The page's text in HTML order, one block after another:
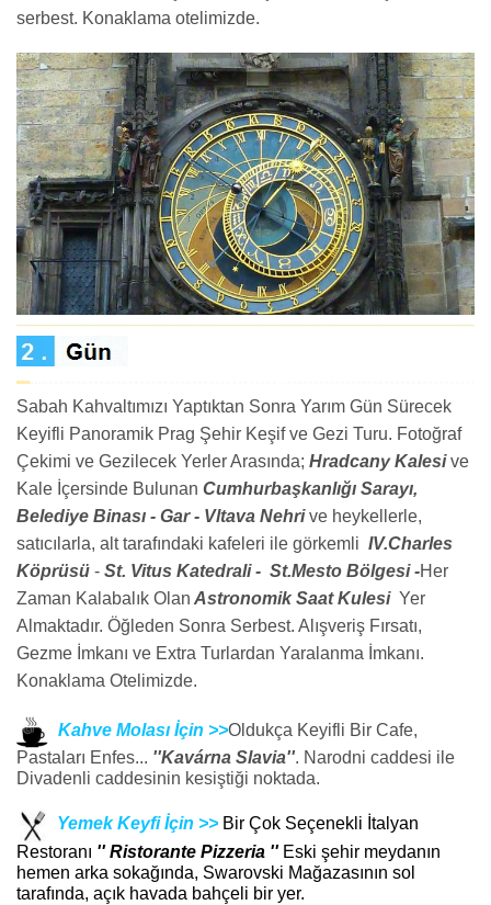
serbest. Konaklama otelimizde.
Sabah Kahvaltımızı Yaptıktan Sonra Yarım Gün Sürecek
Keyifli Panoramik Prag Şehir Keşif ve Gezi Turu. Fotoğraf
Çekimi ve Gezilecek Yerler Arasında; Hradcany Kalesive
Kale İçersinde Bulunan Cumhurbaşkanlığı Sarayı,
Belediye Binası - Gar - Vltava Nehrive heykellerle,
satıcılarla, alt tarafındaki kafeleri ile görkemli IV.Charles
Köprüsü - St. Vitus Katedrali - St.Mesto Bölgesi -Her
Zaman Kalabalık Olan Astronomik Saat Kulesi Yer
Almaktadır. Öğleden Sonra Serbest. Alışveriş Fırsatı,
Gezme İmkanı ve Extra Turlardan Yaralanma İmkanı.
Konaklama Otelimizde.
Kahve Molası İçin >>Oldukça Keyifli Bir Cafe,
Pastaları Enfes... ''Kavárna Slavia''. Narodni caddesi ile
Divadenli caddesinin kesiştiği noktada.
Yemek Keyfi İçin >> Bir Çok Seçenekli İtalyan
Restoranı '' Ristorante Pizzeria ''Eski şehir meydanın
hemen arka sokağında, Swarovski Mağazasının sol
tarafında, açık havada bahçeli bir yer.